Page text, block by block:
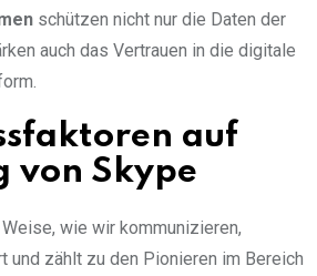
schützen nicht nur die Daten der
auch das Vertrauen in die digitale
auf
von Skype
wie wir kommunizieren,
und zählt zu den Pionieren im Bereich